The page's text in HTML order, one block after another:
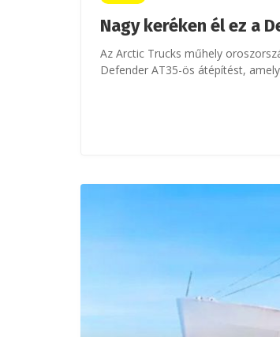
Nagy keréken él ez a
Az Arctic Trucks műhely
Defender AT35-ös átépítést,